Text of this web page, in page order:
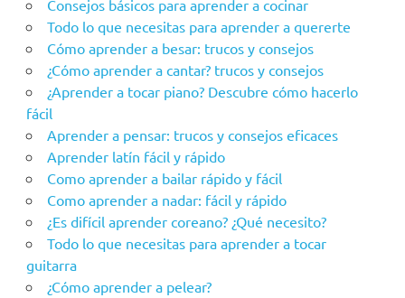
Consejos básicos para aprender a cocinar
Todo lo que necesitas para aprender a quererte
Cómo aprender a besar: trucos y consejos
¿Cómo aprender a cantar? trucos y consejos
¿Aprender a tocar piano? Descubre cómo hacerlo
fácil
Aprender a pensar: trucos y consejos eficaces
Aprender latín fácil y rápido
Como aprender a bailar rápido y fácil
Como aprender a nadar: fácil y rápido
¿Es difícil aprender coreano? ¿Qué necesito?
Todo lo que necesitas para aprender a tocar
guitarra
¿Cómo aprender a pelear?